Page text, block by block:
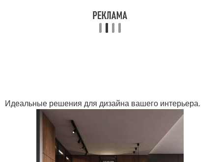
Идеальные решения для дизайна вашего интерьера.